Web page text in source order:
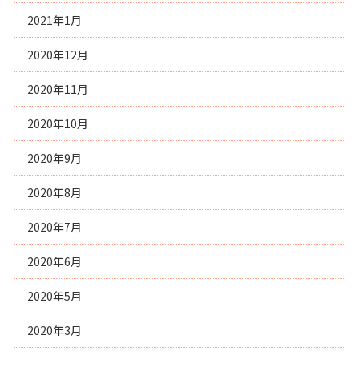
2021年1月
2020年12月
2020年11月
2020年10月
2020年9月
2020年8月
2020年7月
2020年6月
2020年5月
2020年3月